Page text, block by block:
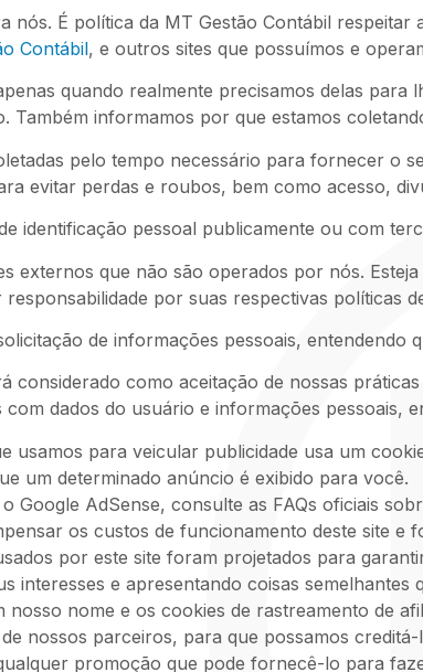
nós. É política da MT Gestão Contábil
Contábil, e outros sites que possuímos e
quando realmente precisamos delas
Também informamos por que estamos
pelo tempo necessário para fornecer o
evitar perdas e roubos, bem como acesso,
identificação pessoal publicamente ou com
externos que não são operados por nós.
por suas respectivas políticas
de informações pessoais, entendendo
considerado como aceitação de nossas
dados do usuário e informações pessoais,
usamos para veicular publicidade usa um
um determinado anúncio é exibido para você.
Google AdSense, consulte as FAQs oficiais
os custos de funcionamento deste site
​​por este site foram projetados para
interesses e apresentando coisas semelhantes
nome e os cookies de rastreamento de
nossos parceiros, para que possamos
promoção que pode fornecê-lo para